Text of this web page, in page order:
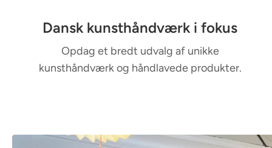
Dansk kunsthåndværk i fokus
Opdag et bredt udvalg af unikke
kunsthåndværk og håndlavede produkter.